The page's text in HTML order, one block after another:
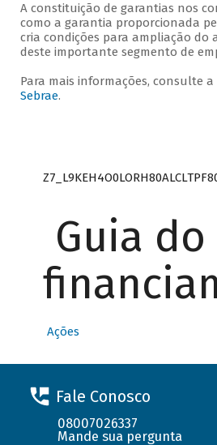
A constituição de garantias nos
como a garantia proporcionada
cria condições para ampliação do
deste importante segmento de
Para mais informações, consulte
Sebrae.
Guia do
Ações
Fale Conosco
08007026337
Mande sua pergunta